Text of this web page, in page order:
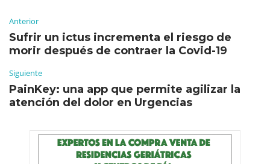
Anterior
Sufrir un ictus incrementa el riesgo de
morir después de contraer la Covid-19
Siguiente
PainKey: una app que permite agilizar la
atención del dolor en Urgencias